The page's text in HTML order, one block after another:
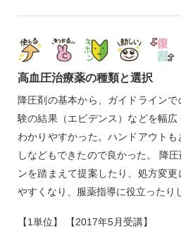
高血圧治療薬の種類と選択
降圧剤の基本から、ガイドライン
験の結果（エビデンス）などを幅広
わかりやすかった。ハンドアウト
しなどもできたので良かった。 降
ンを踏まえて提案したり、処方変
やすくなり、服薬指導に役立ったり
【1単位】 【2017年5月受講】